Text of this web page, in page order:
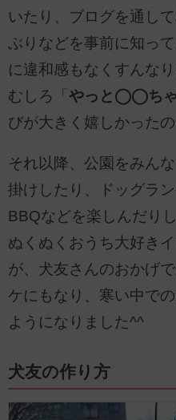
いたり、ブログを通し
ぶりなどを事前に知っ
に違和感もなくすんな
むしろ「 やっと◯◯ちゃ
びが大きく嬉しかった
それ以降、公園をみん
掛けしたり、ドッグラ
BBQなどを楽しんだりし
ぬくぬくおうち大好き
が、犬友さんのおかげ
ケにもなり、寒い中で
ようになりました^^
犬友の作り方